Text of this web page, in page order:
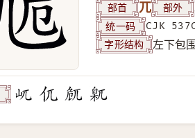
部首 兀 部外
统一码 CJK
字形结构 左下包